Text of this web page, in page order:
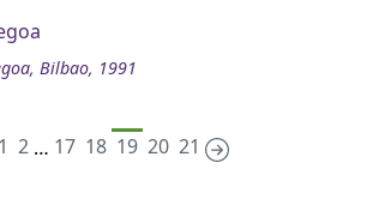
Bilbao, 1991
1 2 … 17 18 19 20 21